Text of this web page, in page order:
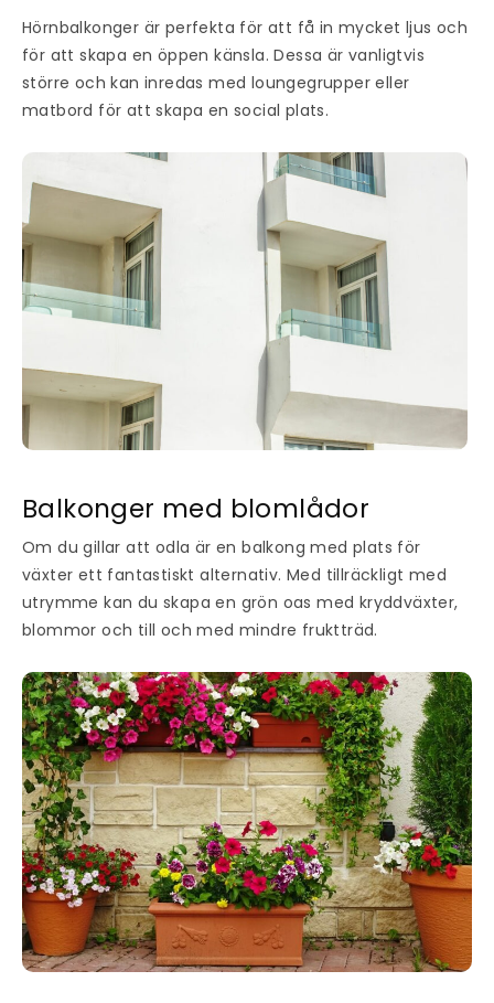
Hörnbalkonger är perfekta för att få in mycket ljus och
för att skapa en öppen känsla. Dessa är vanligtvis
större och kan inredas med loungegrupper eller
matbord för att skapa en social plats.
Balkonger med blomlådor
Om du gillar att odla är en balkong med plats för
växter ett fantastiskt alternativ. Med tillräckligt med
utrymme kan du skapa en grön oas med kryddväxter,
blommor och till och med mindre fruktträd.